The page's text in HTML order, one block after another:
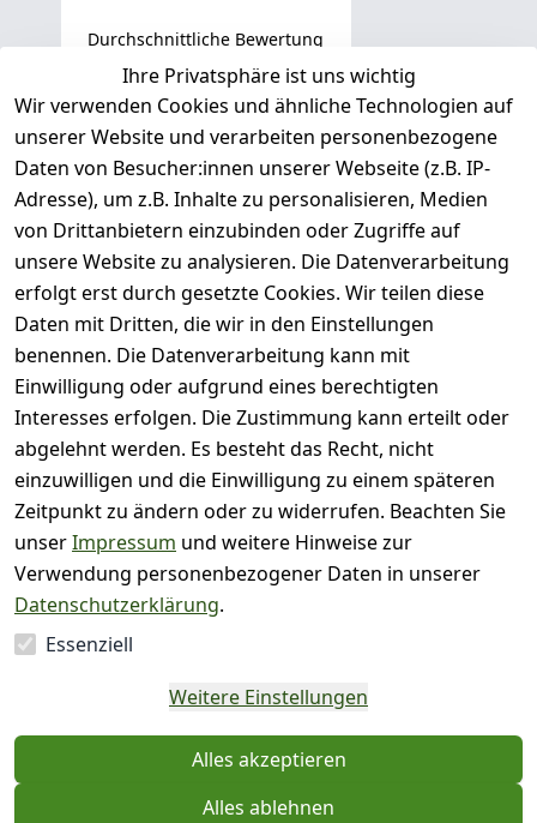
Durchschnittliche Bewertung
0
Basierend auf 0 Bewertung(en)
Bewertung abgeben
5
( 0
)
4
( 0
)
3
( 0
)
2
( 0
1
)
Es hat noch niemand
eine Bewertung für
diesen Artikel
abgegeben
Person - klicken Sie für
Details
Ihre Privatsphäre ist uns wichtig
Wir verwenden Cookies und ähnliche Technologien auf
unserer Website und verarbeiten personenbezogene
Daten von Besucher:innen unserer Webseite (z.B. IP-
Adresse), um z.B. Inhalte zu personalisieren, Medien
von Drittanbietern einzubinden oder Zugriffe auf
unsere Website zu analysieren. Die Datenverarbeitung
erfolgt erst durch gesetzte Cookies. Wir teilen diese
Daten mit Dritten, die wir in den Einstellungen
benennen. Die Datenverarbeitung kann mit
Einwilligung oder aufgrund eines berechtigten
Interesses erfolgen. Die Zustimmung kann erteilt oder
abgelehnt werden. Es besteht das Recht, nicht
einzuwilligen und die Einwilligung zu einem späteren
Zeitpunkt zu ändern oder zu widerrufen. Beachten Sie
unserImpressum und weitere Hinweise zur
Verwendung personenbezogener Daten in unserer
Datenschutzerklärung.
Essenziell
Weitere Einstellungen
Alles akzeptieren
Alles ablehnen